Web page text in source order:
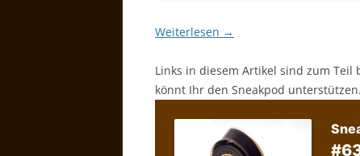
Weiterlesen →
Links in diesem Artikel sind zum
könnt Ihr den Sneakpod unterstützen.